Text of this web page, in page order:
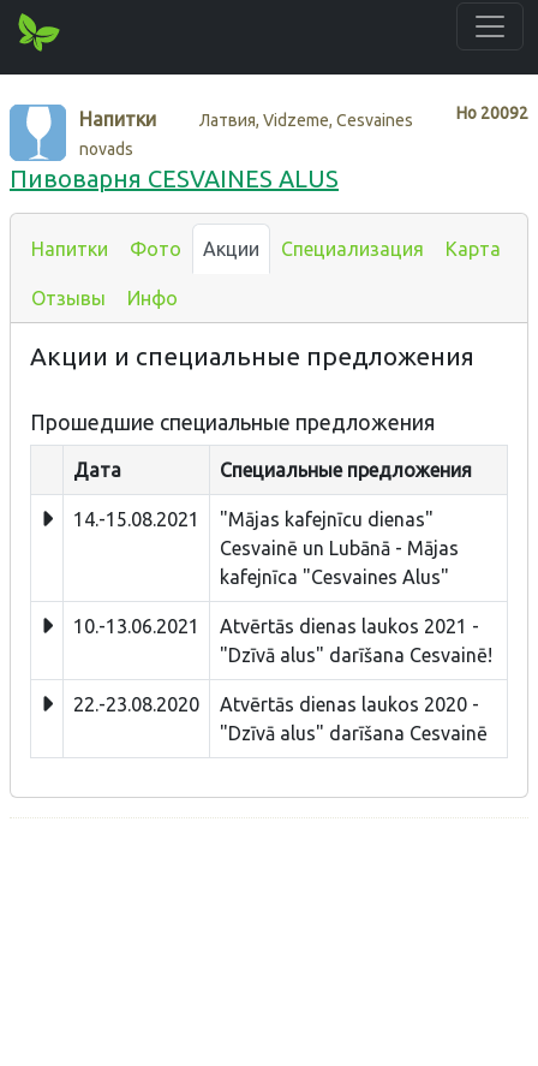
Нo 20092
Напитки
Латвия, Vidzeme, Cesvaines
novads
Пивоварня CESVAINES ALUS
Напитки Фото Акции Специализация Карта
Отзывы Инфо
Акции и специальные предложения
Прошедшие специальные предложения
Дата Специальные предложения
14.-15.08.2021
"Mājas kafejnīcu dienas"
Cesvainē un Lubānā - Mājas
kafejnīca "Cesvaines Alus"
10.-13.06.2021
Atvērtās dienas laukos 2021 -
"Dzīvā alus" darīšana Cesvainē!
22.-23.08.2020
Atvērtās dienas laukos 2020 -
"Dzīvā alus" darīšana Cesvainē